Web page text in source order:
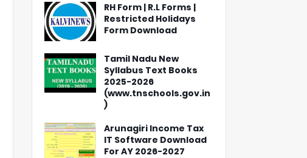
RH Form | R.L Forms |
Restricted Holidays
Form Download
Tamil Nadu New
Syllabus Text Books
2025-2026
(www.tnschools.gov.in
)
Arunagiri Income Tax
IT Software Download
For AY 2026-2027